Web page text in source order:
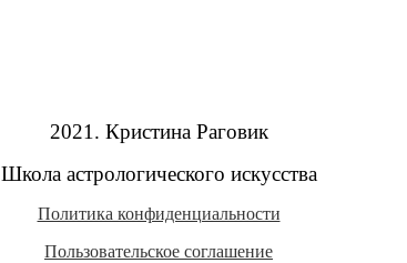
2021. Кристина Раговик
Школа астрологического искусства
Политика конфиденциальности
Пользовательское соглашение